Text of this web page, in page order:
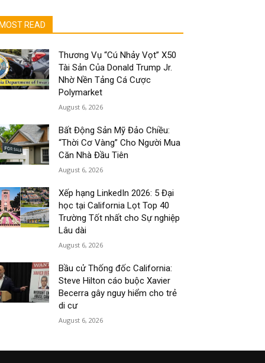
MOST READ
Thương Vụ “Cú Nhảy Vọt” X50
Tài Sản Của Donald Trump Jr.
Nhờ Nền Tảng Cá Cược
Polymarket
August 6, 2026
Bất Động Sản Mỹ Đảo Chiều:
“Thời Cơ Vàng” Cho Người Mua
Căn Nhà Đầu Tiên
August 6, 2026
Xếp hạng LinkedIn 2026: 5 Đại
học tại California Lọt Top 40
Trường Tốt nhất cho Sự nghiệp
Lâu dài
August 6, 2026
Bầu cử Thống đốc California:
Steve Hilton cáo buộc Xavier
Becerra gây nguy hiểm cho trẻ
di cư
August 6, 2026